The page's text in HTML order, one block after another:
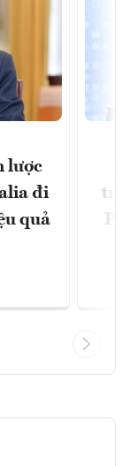
lược
đi
quả